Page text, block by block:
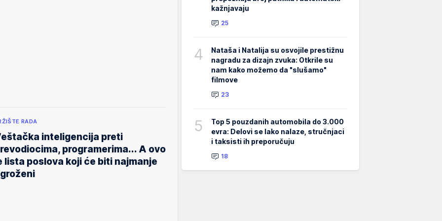
RADA
inteligencija preti
programerima... A ovo
lista poslova koji će biti najmanje
kažnjavaju
25
4
Nataša i Natalija su osvojile prestižnu
nagradu za dizajn zvuka: Otkrile su
nam kako možemo da "slušamo"
filmove
23
5
Top 5 pouzdanih automobila do 3.000
evra: Delovi se lako nalaze, stručnjaci
i taksisti ih preporučuju
18